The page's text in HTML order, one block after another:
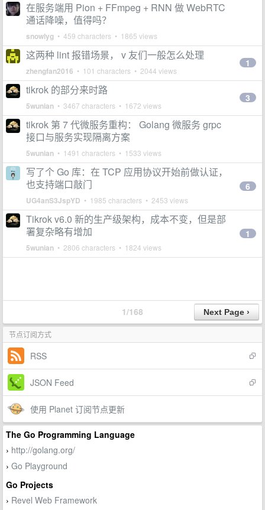
在服务端用 Pion + FFmpeg + RNN 做 WebRTC
通话降噪，值得吗？
snowlyg • 459 characters • 1865 views
这两种 lint 报错场景， v 友们一般怎么处理
zhengfan2016 • 101 characters • 2044 views
1
tikrok 的部分来时路
5wunian • 3467 characters • 1672 views
3
tikrok 第 7 代微服务重构： Golang 微服务 grpc
接口与服务实现隔离方案
5wunian • 1491 characters • 1533 views
写了个 Go 库：在 TCP 应用协议开始前做认证，
也支持端口敲门
UG4anS3JspYD • 1985 characters • 2453 views
6
Tikrok v6.0 新的生产级架构，成本不变，但是部
署复杂略有增加
5wunian • 2806 characters • 1824 views
1
1/168
节点订阅方式
RSS
JSON Feed
使用 Planet 订阅节点更新
The Go Programming Language
› http://golang.org/
› Go Playground
Go Projects
› Revel Web Framework